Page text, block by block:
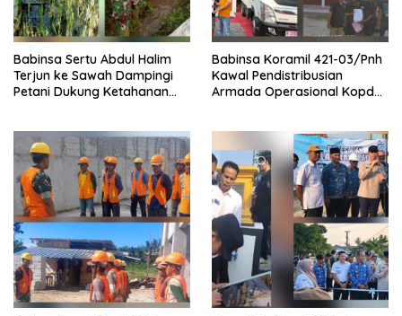
Babinsa Sertu Abdul Halim
Terjun ke Sawah Dampingi
Petani Dukung Ketahanan
Babinsa Koramil 421-03/Pnh
Kawal Pendistribusian
Armada Operasional Kopdes